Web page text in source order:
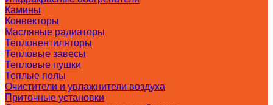
Камины
Конвекторы
Масляные радиаторы
Тепловентиляторы
Тепловые завесы
Тепловые пушки
Теплые полы
Очистители и увлажнители воздуха
Приточные установки